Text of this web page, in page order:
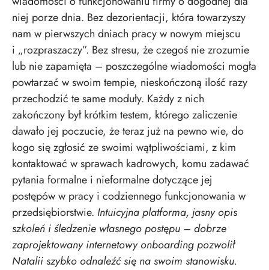
niej porze dnia. Bez dezorientacji, która towarzyszy
nam w pierwszych dniach pracy w nowym miejscu
i „rozpraszaczy”. Bez stresu, że czegoś nie zrozumie
lub nie zapamięta – poszczególne wiadomości mogła
powtarzać w swoim tempie, nieskończoną ilość razy
przechodzić te same moduły. Każdy z nich
zakończony był krótkim testem, którego zaliczenie
dawało jej poczucie, że teraz już na pewno wie, do
kogo się zgłosić ze swoimi wątpliwościami, z kim
kontaktować w sprawach kadrowych, komu zadawać
pytania formalne i nieformalne dotyczące jej
postępów w pracy i codziennego funkcjonowania w
przedsiębiorstwie. Intuicyjna platforma, jasny opis
szkoleń iśledzenie własnego postępu – dobrze
zaprojektowany internetowy onboarding pozwolił
Natalii szybko odnaleźć się na swoim stanowisku.